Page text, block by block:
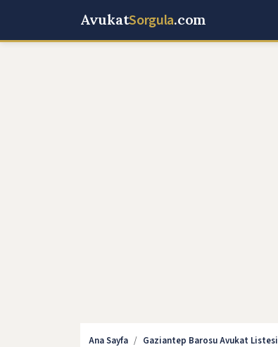
AvukatSorgula.com
Ana Sayfa Gaziantep Barosu Avukat Listesi